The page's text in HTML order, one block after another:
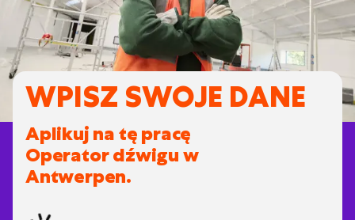
WPISZ SWOJE DANE
Aplikuj na tę pracę
Operator dźwigu w
Antwerpen.